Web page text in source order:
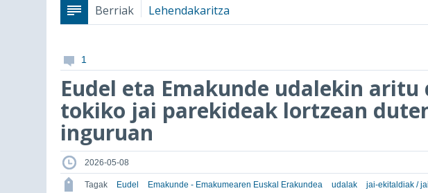
Berriak Lehendakaritza
1
Eudel eta Emakunde udalekin aritu
tokiko jai parekideak lortzean
inguruan
2026-05-08
Tagak Eudel Emakunde - Emakumearen Euskal Erakundea udalak jai-ekitaldiak /